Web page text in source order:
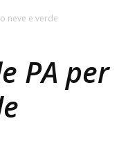
neve e verde
PA per